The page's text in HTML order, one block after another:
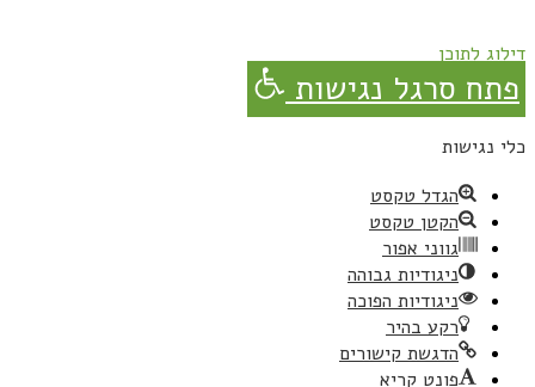
דילוג לתוכן
פתח סרגל נגישות
כלי נגישות
הגדל טקסט
הקטן טקסט
גווני אפור
ניגודיות גבוהה
ניגודיות הפוכה
רקע בהיר
הדגשת קישורים
פונט קריא